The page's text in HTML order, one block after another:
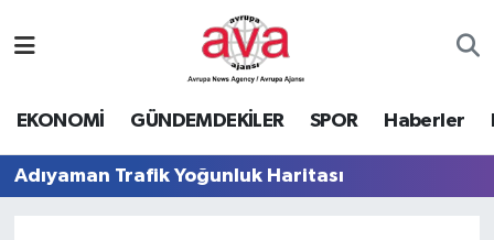
EKONOMİ GÜNDEMDEKİLER SPOR Haberler
Adıyaman Trafik Yoğunluk Haritası
Nöbetçi Eczaneler
Namaz Vakitleri